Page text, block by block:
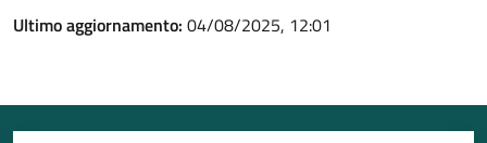
Ultimo aggiornamento: 04/08/2025, 12:01